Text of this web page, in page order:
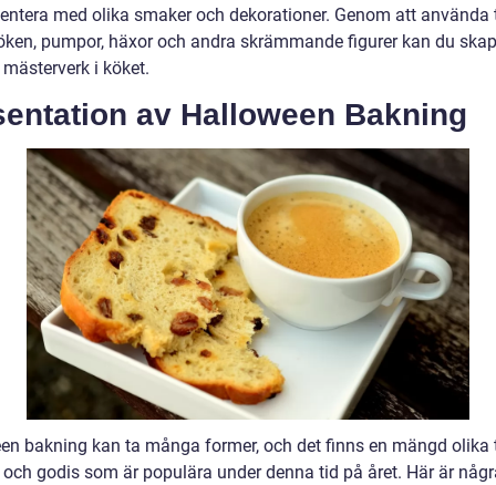
med olika smaker och dekorationer. Genom att använda
pumpor, häxor och andra skrämmande figurer kan du
i köket.
av Halloween Bakning
bakning kan ta många former, och det finns en mängd olika
godis som är populära under denna tid på året. Här är